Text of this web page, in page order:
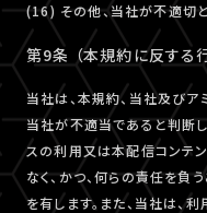
(16) その他、当社が不適切
第9条 （本規約に反する
当社は、本規約、当社及び
当社が不適当であると判断
スの利用又は本配信コンテ
なく、かつ、何らの責任を負
を有します。また、当社は、